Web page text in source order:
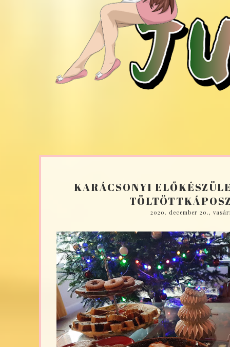
KARÁCSONYI
2020. december 20.,